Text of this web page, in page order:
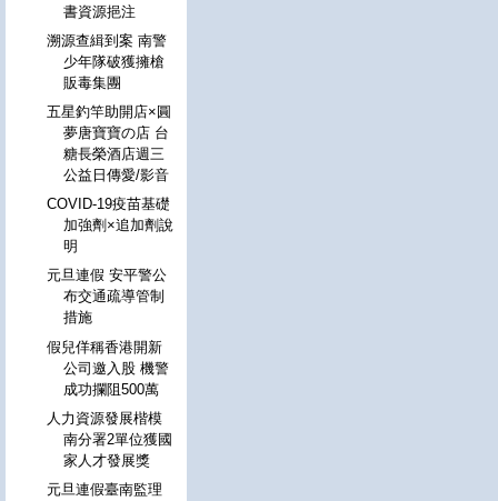
書資源挹注
溯源查緝到案 南警
少年隊破獲擁槍
販毒集團
五星釣竿助開店×圓
夢唐寶寶の店 台
糖長榮酒店週三
公益日傳愛/影音
COVID-19疫苗基礎
加強劑×追加劑說
明
元旦連假 安平警公
布交通疏導管制
措施
假兒佯稱香港開新
公司邀入股 機警
成功攔阻500萬
人力資源發展楷模
南分署2單位獲國
家人才發展獎
元旦連假臺南監理